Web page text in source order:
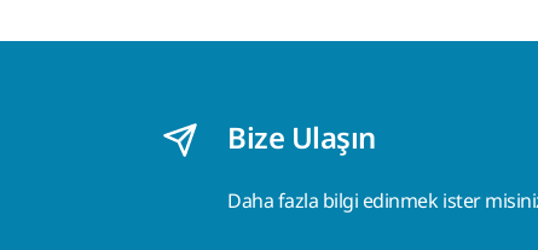
Bize Ulaşın
Daha fazla bilgi edinmek ister